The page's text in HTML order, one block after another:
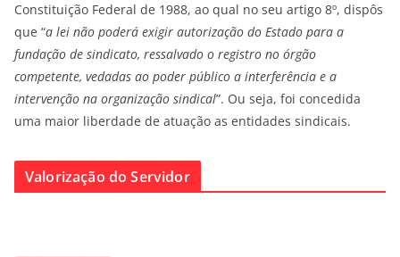
Constituição Federal de 1988, ao qual no seu artigo 8º, dispôs
que “a lei não poderá exigir autorização do Estado para a
fundação de sindicato, ressalvado o registro no órgão
competente, vedadas ao poder público a interferência e a
intervenção na organização sindical”. Ou seja, foi concedida
uma maior liberdade de atuação as entidades sindicais.
Valorização do Servidor